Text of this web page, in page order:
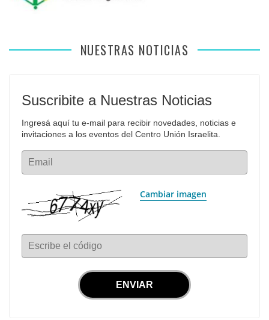
NUESTRAS NOTICIAS
Suscribite a Nuestras Noticias
Ingresá aquí tu e-mail para recibir novedades, noticias e
invitaciones a los eventos del Centro Unión Israelita.
Email
Cambiar imagen
Escribe el código